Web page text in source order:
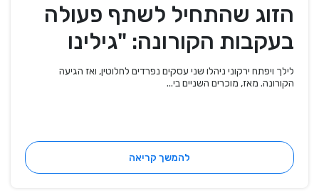
הזוג שהתחיל לשתף פעולה
בעקבות הקורונה: "גילינו
שהמוצרים שלנו משלימים"
לילך ויפתח ירקוני ניהלו שני עסקים נפרדים לחלוטין, ואז הגיעה
הקורונה. מאז, מוכרים השניים בי...
להמשך קריאה